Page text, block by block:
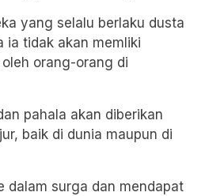
yang selalu berlaku dusta
ia tidak akan memliki
orang-orang di
pahala akan diberikan
baik di dunia maupun di
dalam surga dan mendapat